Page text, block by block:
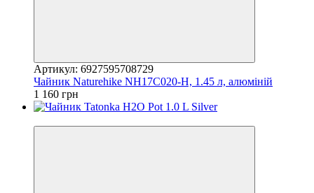
Артикул: 6927595708729
Чайник Naturehike NH17C020-H, 1.45 л, алюміній
1 160 грн